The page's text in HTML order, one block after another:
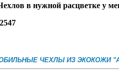
в нужной расцветке у
ЧЕХЛЫ ИЗ ЭКОКОЖИ